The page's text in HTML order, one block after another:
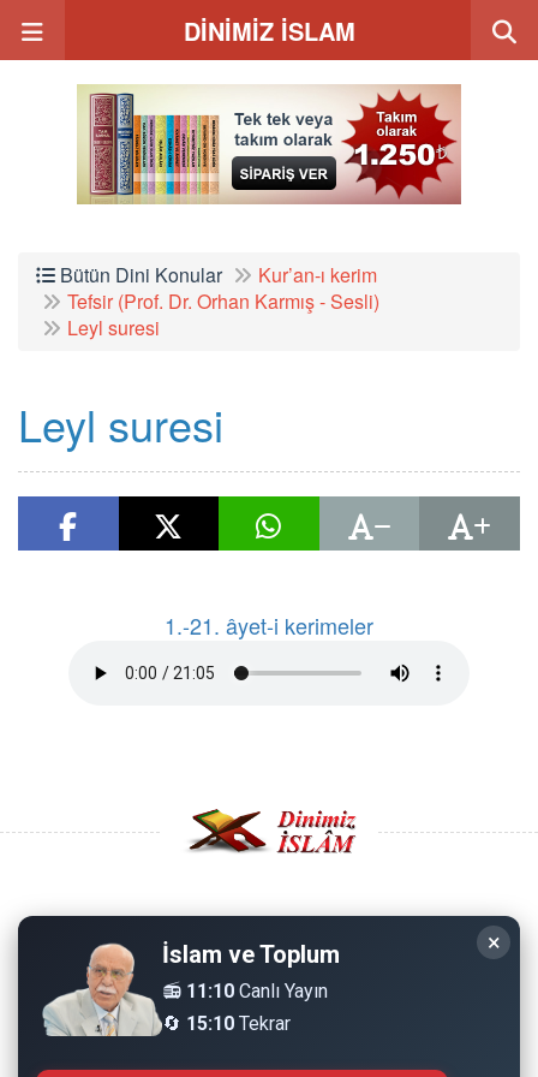
DİNİMİZ İSLAM
Bütün Dini Konular
Kur’an-ı kerim
Tefsir (Prof. Dr. Orhan Karmış - Sesli)
Leyl suresi
Leyl suresi
1.-21. âyet-i kerimeler
Copyright © 2008 - Dinimiz İslam. Her Hakkı Saklıdır.
Sitemizdeki bilgiler, bütün insanların istifadesi için
hazırlanmıştır. Orijinaline sadık kalmak şartıyla, izin
almaya gerek kalmadan, herkes istediği gibi alıp istifade
edebilir.
×
İslam ve Toplum
📻 11:10 Canlı Yayın
🔄 15:10 Tekrar